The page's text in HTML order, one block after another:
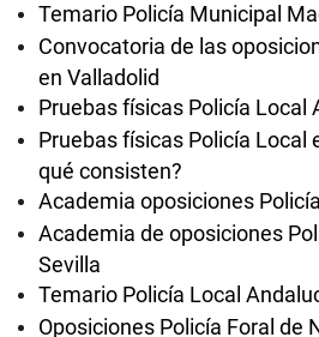
Temario Policía Municipal
Convocatoria de las
en Valladolid
Pruebas físicas Policía Local
Pruebas físicas Policía Local
qué consisten?
Academia oposiciones
Academia de oposiciones
Sevilla
Temario Policía Local
Oposiciones Policía Foral de